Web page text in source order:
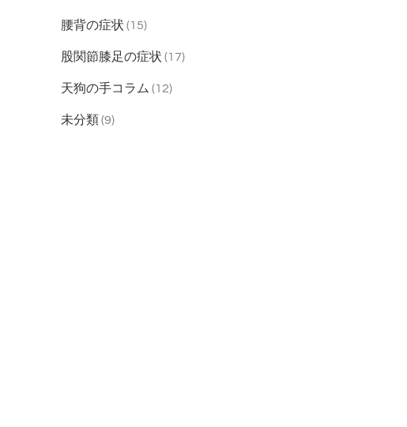
腰背の症状 (15)
股関節膝足の症状 (17)
天狗の手コラム (12)
未分類 (9)